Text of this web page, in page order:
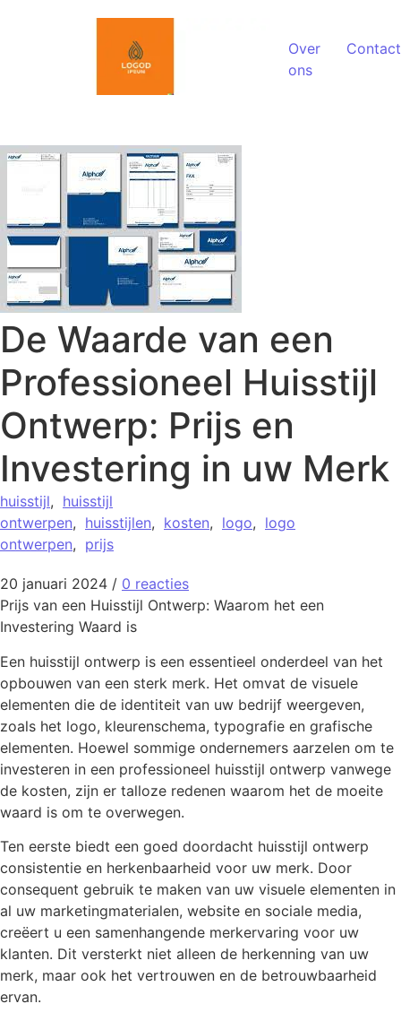
Over
ons
Contact
De Waarde van een
Professioneel Huisstijl
Ontwerp: Prijs en
Investering in uw Merk
huisstijl, huisstijl
ontwerpen, huisstijlen, kosten, logo, logo
ontwerpen, prijs
20 januari 2024 / 0 reacties
Prijs van een Huisstijl Ontwerp: Waarom het een
Investering Waard is
Een huisstijl ontwerp is een essentieel onderdeel van het
opbouwen van een sterk merk. Het omvat de visuele
elementen die de identiteit van uw bedrijf weergeven,
zoals het logo, kleurenschema, typografie en grafische
elementen. Hoewel sommige ondernemers aarzelen om te
investeren in een professioneel huisstijl ontwerp vanwege
de kosten, zijn er talloze redenen waarom het de moeite
waard is om te overwegen.
Ten eerste biedt een goed doordacht huisstijl ontwerp
consistentie en herkenbaarheid voor uw merk. Door
consequent gebruik te maken van uw visuele elementen in
al uw marketingmaterialen, website en sociale media,
creëert u een samenhangende merkervaring voor uw
klanten. Dit versterkt niet alleen de herkenning van uw
merk, maar ook het vertrouwen en de betrouwbaarheid
ervan.